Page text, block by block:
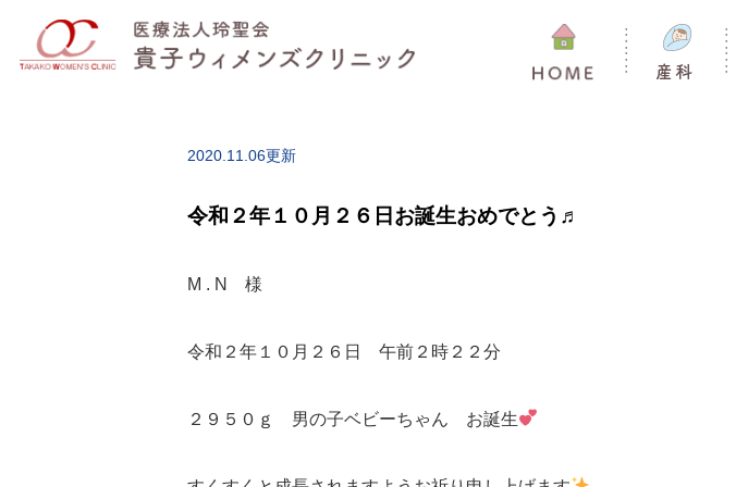
2020.11.06更新
令和２年１０月２６日お誕生おめでとう♬
M . N 様
令和２年１０月２６日 午前２時２２分
２９５０ｇ 男の子ベビーちゃん お誕生